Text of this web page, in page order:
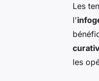
Les
l'
les